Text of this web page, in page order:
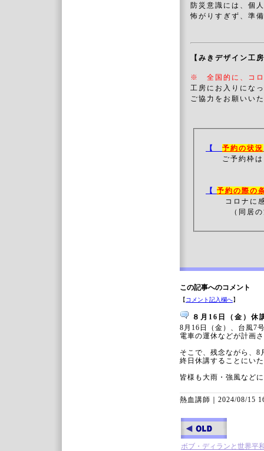
防災意識には、個
怖がりすぎず、準
【みきデザイン工
※ 全国的に、コロ
工房にお入りにな
ご協力をお願いい
【 予約の状況
ご予約枠は
【 予約の際の
コロナに
（同居の方
この記事へのコメント
【コメント記入欄へ】
８月16日（金）休
8月16日（金）、台風7
電車の運休などが計画
そこで、残念ながら、8
終日休講することにい
皆様も大雨・強風など
熱血講師｜ 2024/08/15
ボブ・ディランと世界平